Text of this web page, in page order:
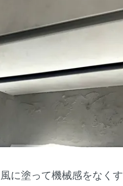
に塗って機械感をなくす